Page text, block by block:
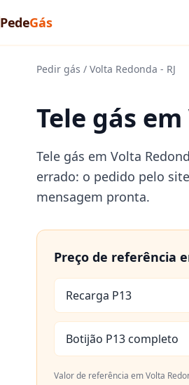
PedeGás
Pedir gás / Volta Redonda - RJ
Tele gás
Tele gás em Volta
errado: o pedido pelo
mensagem pronta.
Preço de referência
Recarga P13
Botijão P13 completo
Valor de referência emVolta